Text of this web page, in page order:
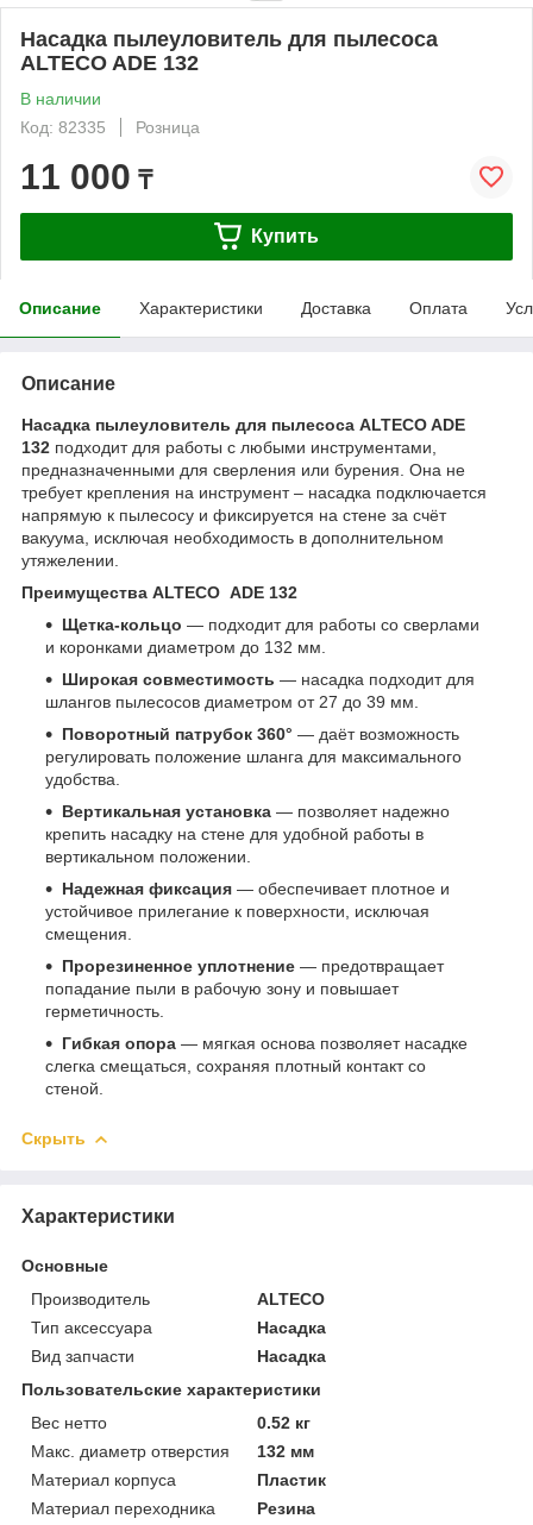
Насадка пылеуловитель для пылесоса
ALTECO ADE 132
В наличии
Код: 82335
Розница
11 000 ₸
Купить
Описание Характеристики Доставка Оплата
Описание
Насадка пылеуловитель для пылесоса ALTECO ADE
132 подходит для работы с любыми инструментами,
предназначенными для сверления или бурения. Она не
требует крепления на инструмент – насадка подключается
напрямую к пылесосу и фиксируется на стене за счёт
вакуума, исключая необходимость в дополнительном
утяжелении.
Преимущества ALTECO ADE 132
Щетка-кольцо — подходит для работы со сверлами
и коронками диаметром до 132 мм.
Широкая совместимость — насадка подходит для
шлангов пылесосов диаметром от 27 до 39 мм.
Поворотный патрубок 360° — даёт возможность
регулировать положение шланга для максимального
удобства.
Вертикальная установка — позволяет надежно
крепить насадку на стене для удобной работы в
вертикальном положении.
Надежная фиксация — обеспечивает плотное и
устойчивое прилегание к поверхности, исключая
смещения.
Прорезиненное уплотнение — предотвращает
попадание пыли в рабочую зону и повышает
герметичность.
Гибкая опора — мягкая основа позволяет насадке
слегка смещаться, сохраняя плотный контакт со
стеной.
Скрыть
Характеристики
Основные
Производитель
ALTECO
Тип аксессуара
Насадка
Вид запчасти
Насадка
Пользовательские характеристики
Вес нетто
0.52 кг
Макс. диаметр отверстия
132 мм
Материал корпуса
Пластик
Материал переходника
Резина